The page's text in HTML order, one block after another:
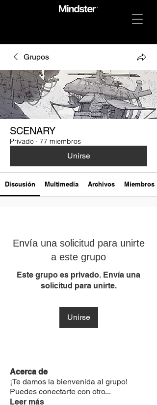
Grupos
SCENARY
Privado · 77 miembros
Unirse
Discusión Multimedia Archivos Miembros
Envía una solicitud para unirte
a este grupo
Este grupo es privado. Envía una
solicitud para unirte.
Unirse
Acerca de
¡Te damos la bienvenida al grupo!
Puedes conectarte con otro...
Leer más